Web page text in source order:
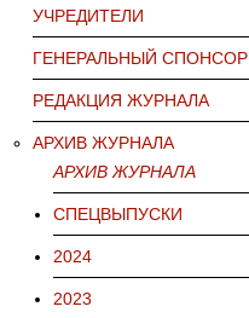
УЧРЕДИТЕЛИ
ГЕНЕРАЛЬНЫЙ СПОНСОР
РЕДАКЦИЯ ЖУРНАЛА
АРХИВ ЖУРНАЛА
АРХИВ ЖУРНАЛА
СПЕЦВЫПУСКИ
2024
2023